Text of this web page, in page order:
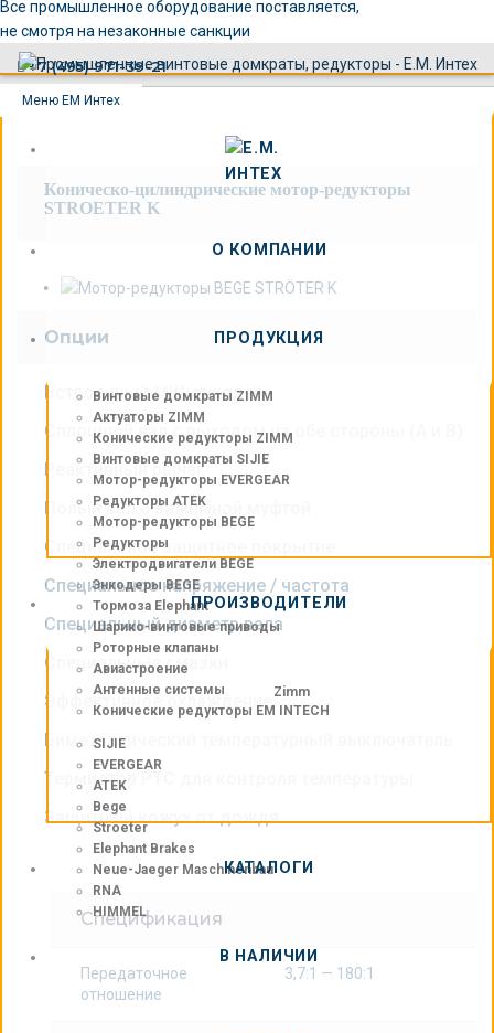
Все промышленное оборудование поставляется,
не смотря на незаконные санкции
+7 (495) 971-39-21
Меню ЕМ Интех
О КОМПАНИИ
ПРОДУКЦИЯ
Винтовые домкраты ZIMM
Актуаторы ZIMM
Конические редукторы ZIMM
Винтовые домкраты SIJIE
Мотор-редукторы EVERGEAR
Редукторы ATEK
Мотор-редукторы BEGE
Редукторы
Электродвигатели BEGE
Энкодеры BEGE
Тормоза Elephant
Шарико-винтовые приводы
Роторные клапаны
Авиастроение
Антенные системы
Конические редукторы EM INTECH
ПРОИЗВОДИТЕЛИ
Zimm
SIJIE
EVERGEAR
ATEK
Bege
Stroeter
Elephant Brakes
Neue-Jaeger Maschinenbau
RNA
HIMMEL
КАТАЛОГИ
В НАЛИЧИИ
Коническо-цилиндрические мотор-редукторы
STROETER K
Опции
Встроенный MIG-энкодер
Сплошной вал с выходом на обе стороны (А и В)
Реактивный рычаг
Полый вал с зажимной муфтой
Специальное защитное покрытие
Специальное напряжение / частота
Специальный диаметр вала
Специальные смазки
Эффективное охлаждение
Биметаллический температурный выключатель
Термистор РТС для контроля температуры
Защитный кожух от дождя
Спецификация
Передаточное
отношение
3,7:1 — 180:1